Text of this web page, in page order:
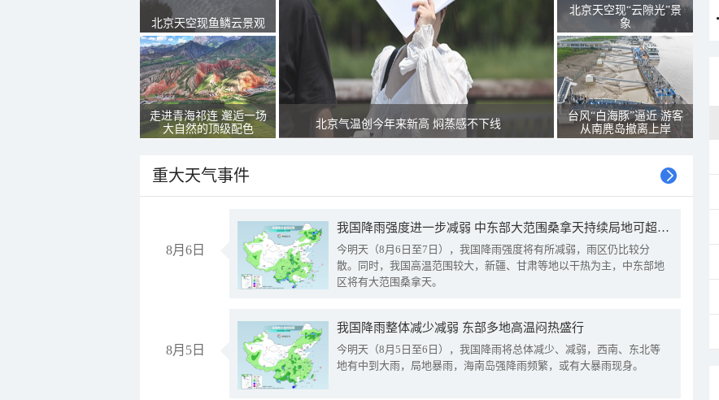
北京天空现鱼鳞云景观
走进青海祁连 邂逅一场
大自然的顶级配色
北京气温创今年来新高 焖蒸感不下线
北京天空现“云隙光”景
象
台风“白海豚”逼近 游客
从南麂岛撤离上岸
重大天气事件
8月6日
我国降雨强度进一步减弱 中东部大范围桑拿天持续局地可超38℃
今明天（8月6日至7日），我国降雨强度将有所减弱，雨区仍比较分
散。同时，我国高温范围较大，新疆、甘肃等地以干热为主，中东部地
区将有大范围桑拿天。
8月5日
我国降雨整体减少减弱 东部多地高温闷热盛行
今明天（8月5日至6日），我国降雨将总体减少、减弱，西南、东北等
地有中到大雨，局地暴雨，海南岛强降雨频繁，或有大暴雨现身。